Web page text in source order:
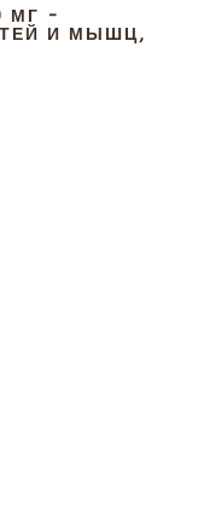
МГ -
И МЫШЦ,